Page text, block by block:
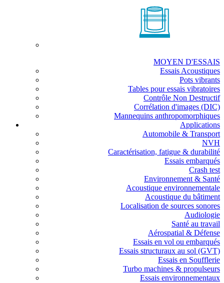
MOYEN D'ESSAIS
Essais Acoustiques
Pots vibrants
Tables pour essais vibratoires
Contrôle Non Destructif
Corrélation d'images (DIC)
Mannequins anthropomorphiques
Applications
Automobile & Transport
NVH
Caractérisation, fatigue & durabilité
Essais embarqués
Crash test
Environnement & Santé
Acoustique environnementale
Acoustique du bâtiment
Localisation de sources sonores
Audiologie
Santé au travail
Aérospatial & Défense
Essais en vol ou embarqués
Essais structuraux au sol (GVT)
Essais en Soufflerie
Turbo machines & propulseurs
Essais environnementaux